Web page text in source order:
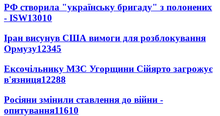
РФ створила "українську бригаду" з полонених
- ISW13010
Іран висунув США вимоги для розблокування
Ормузу12345
Ексочільнику МЗС Угорщини Сійярто загрожує
в'язниця12288
Росіяни змінили ставлення до війни -
опитування11610